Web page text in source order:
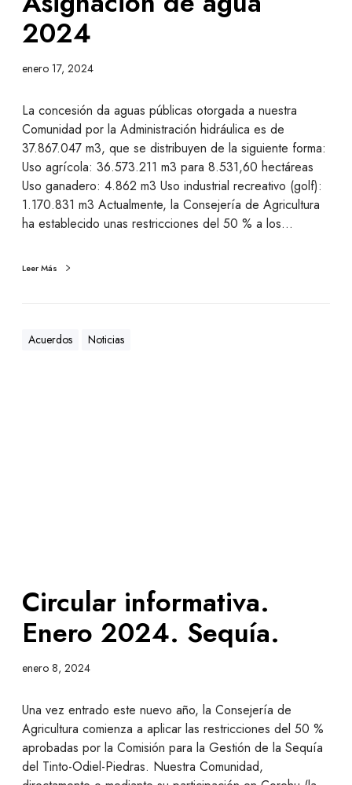
2024
enero 17, 2024
La concesión da aguas públicas otorgada a nuestra
Comunidad por la Administración hidráulica es de
37.867.047 m3, que se distribuyen de la siguiente forma:
Uso agrícola: 36.573.211 m3 para 8.531,60 hectáreas
Uso ganadero: 4.862 m3 Uso industrial recreativo (golf):
1.170.831 m3 Actualmente, la Consejería de Agricultura
ha establecido unas restricciones del 50 % a los…
Leer Más
Acuerdos Noticias
Circular informativa.
Enero 2024. Sequía.
enero 8, 2024
Una vez entrado este nuevo año, la Consejería de
Agricultura comienza a aplicar las restricciones del 50 %
aprobadas por la Comisión para la Gestión de la Sequía
del Tinto-Odiel-Piedras. Nuestra Comunidad,